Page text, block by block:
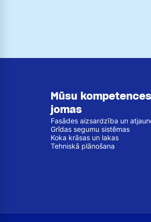
Mūsu kompetences
jomas
Fasādes aizsardzība un
Grīdas segumu sistēmas
Koka krāsas un lakas
Tehniskā plānošana